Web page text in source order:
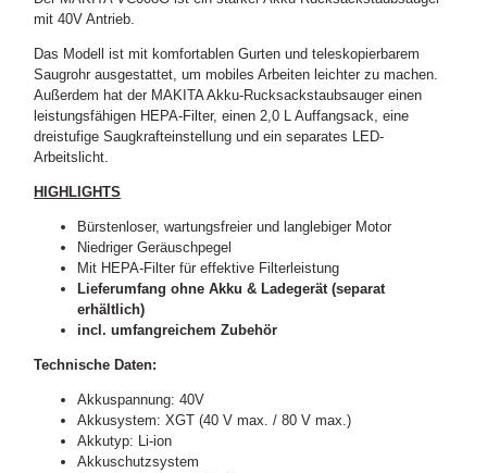
mit 40V Antrieb.
Das Modell ist mit komfortablen Gurten und teleskopierbarem
Saugrohr ausgestattet, um mobiles Arbeiten leichter zu machen.
Außerdem hat der MAKITA Akku-Rucksackstaubsauger einen
leistungsfähigen HEPA-Filter, einen 2,0 L Auffangsack, eine
dreistufige Saugkrafteinstellung und ein separates LED-
Arbeitslicht.
HIGHLIGHTS
Bürstenloser, wartungsfreier und langlebiger Motor
Niedriger Geräuschpegel
Mit HEPA-Filter für effektive Filterleistung
Lieferumfang ohne Akku & Ladegerät (separat
erhältlich)
incl. umfangreichem Zubehör
Technische Daten:
Akkuspannung: 40V
Akkusystem: XGT (40 V max. / 80 V max.)
Akkutyp: Li-ion
Akkuschutzsystem